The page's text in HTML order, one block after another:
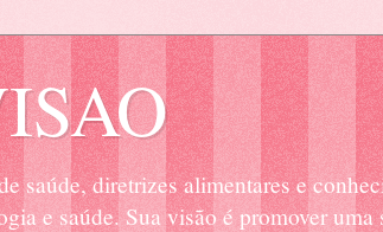
saúde, diretrizes alimentares e
e saúde. Sua visão é promover